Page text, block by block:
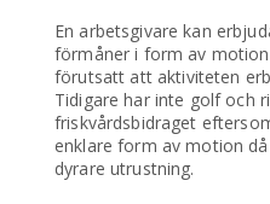
En arbetsgivare kan
förmåner i form av
förutsatt att aktiviteten
Tidigare har inte golf och
friskvårdsbidraget
enklare form av motion
dyrare utrustning.